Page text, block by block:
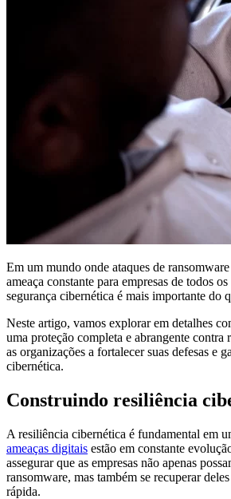
Em um mundo onde ataques de
ameaça constante para empresas de todos
segurança cibernética é mais importante do
Neste artigo, vamos explorar em detalhes
uma proteção completa e abrangente contra
as organizações a fortalecer suas defesas e
cibernética.
Construindo resiliência
A resiliência cibernética é fundamental em
ameaças digitais estão em constante
assegurar que as empresas não apenas
ransomware, mas também se recuperar
rápida.